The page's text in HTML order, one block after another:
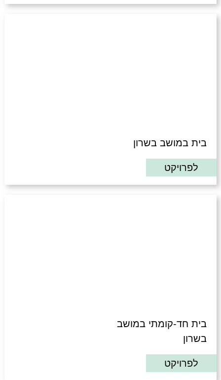
בית במושב בשרון
לפרויקט
בית חד-קומתי במושב
בשרון
לפרויקט